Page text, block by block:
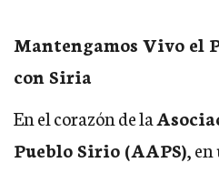
Mantengamos Vivo el
con Siria
En el corazón de la
Pueblo Sirio (AAPS), en